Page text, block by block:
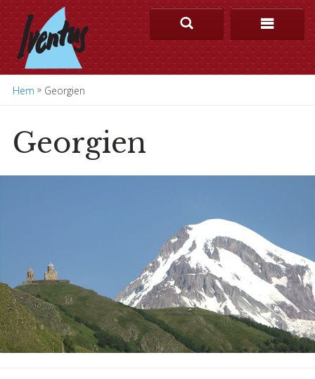
Hem » Georgien
Georgien